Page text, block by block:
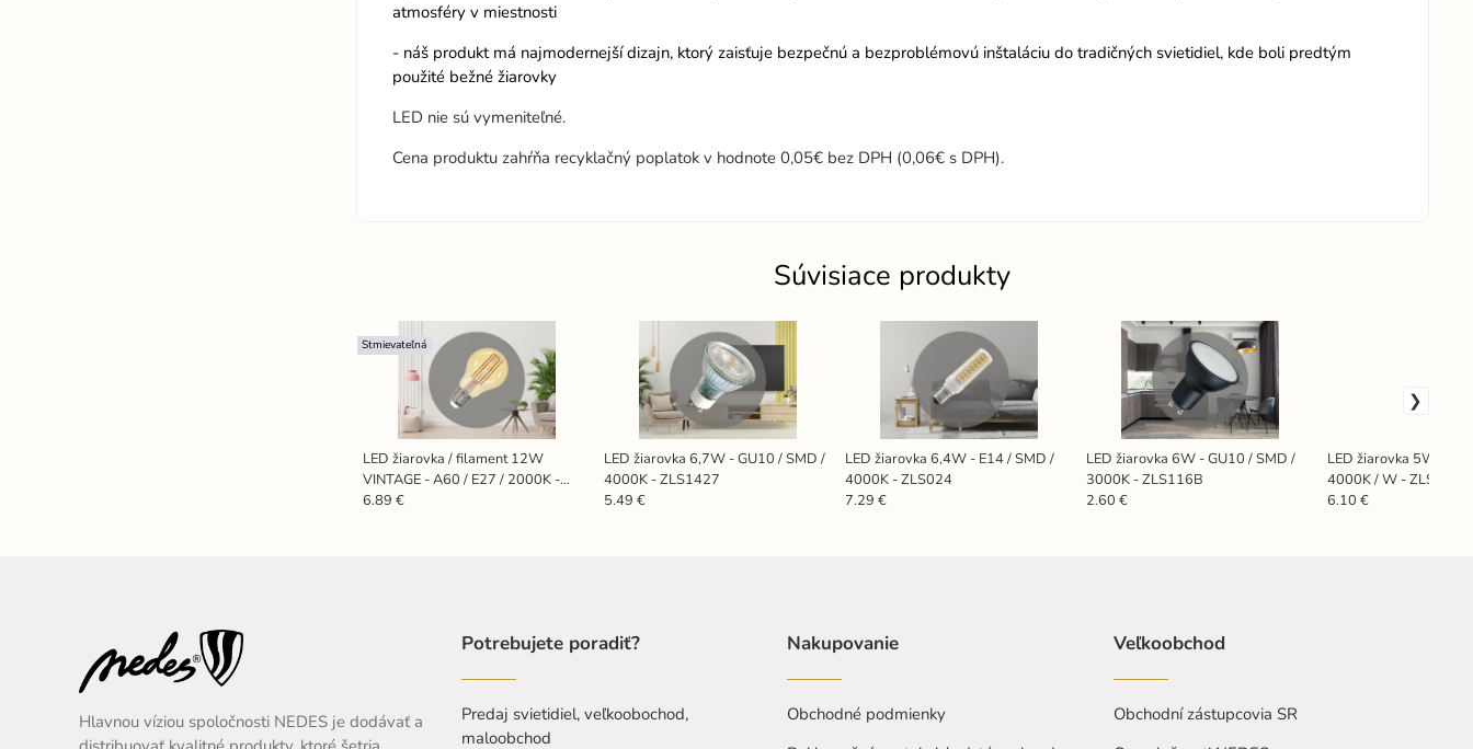
atmosféry v miestnosti
- náš produkt má najmodernejší dizajn, ktorý zaisťuje bezpečnú a bezproblémovú inštaláciu do tradičných svietidiel, kde boli predtým
použité bežné žiarovky
LED nie sú vymeniteľné.
Cena produktu zahŕňa recyklačný poplatok v hodnote 0,05€ bez DPH (0,06€ s DPH).
Súvisiace produkty
LED žiarovka / filament 12W
VINTAGE - A60 / E27 / 2000K -
ZLF513DV
Stmievateľná
6.89 €
LED žiarovka 6,7W - GU10 / SMD /
4000K - ZLS1427
5.49 €
LED žiarovka 6,4W - E14 / SMD /
4000K - ZLS024
7.29 €
LED žiarovka 6W - GU10 / SMD /
3000K - ZLS116B
2.60 €
LED žiarovka 5W - G9
4000K / W -
6.10 €
Hlavnou víziou spoločnosti NEDES je dodávať a
Potrebujete poradiť?
Predaj svietidiel, veľkoobochod,
maloobchod
Nakupovanie
Obchodné podmienky
Veľkoobchod
Obchodní zástupcovia SR